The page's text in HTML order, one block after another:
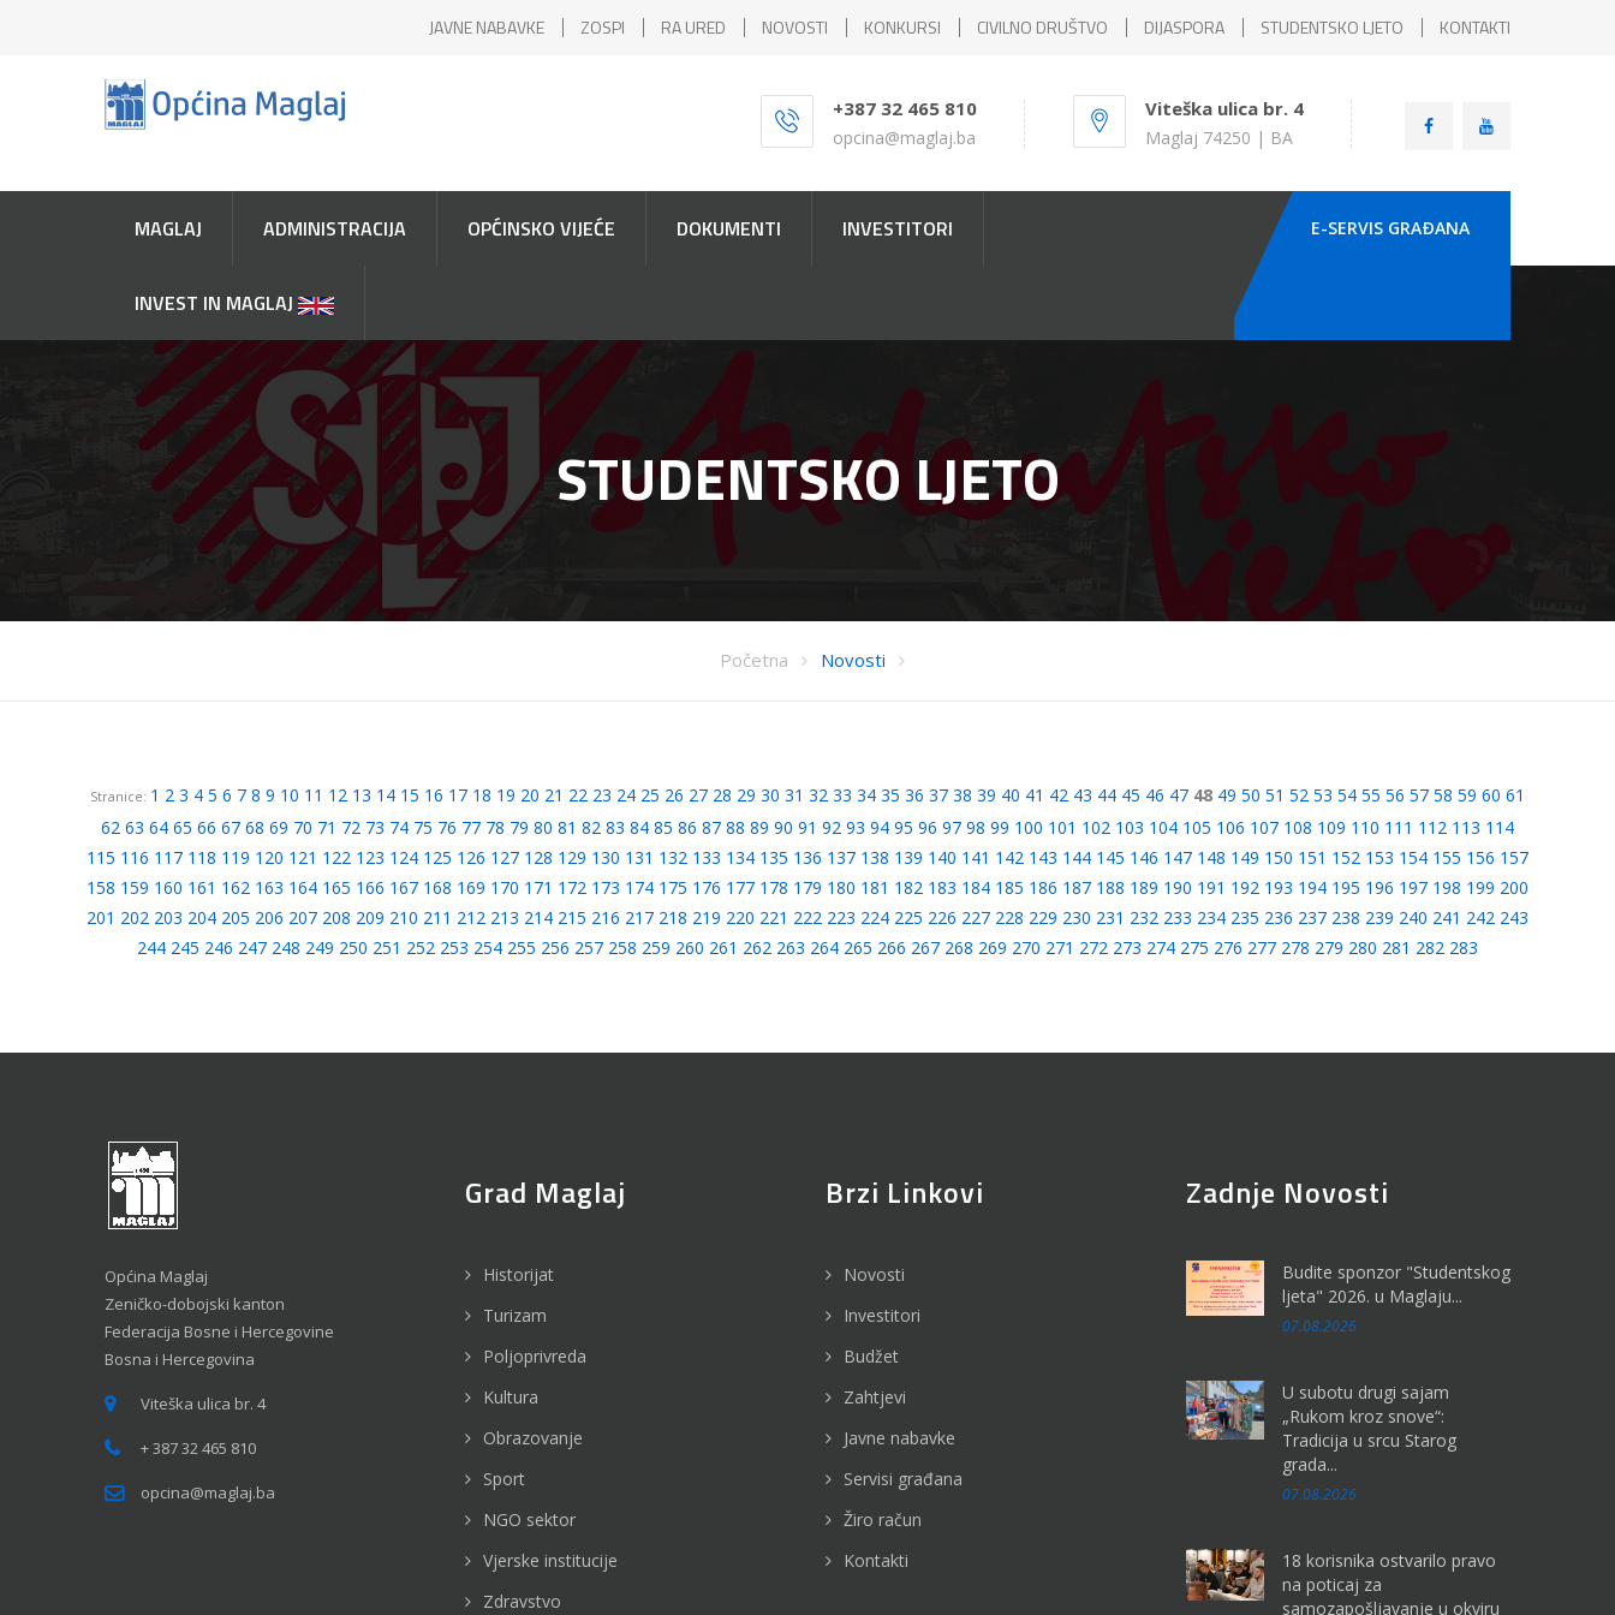
JAVNE NABAVKE ZOSPI RA URED NOVOSTI KONKURSI CIVILNO DRUŠTVO DIJASPORA STUDENTSKO LJETO KONTAKTI
+387 32 465 810
opcina@maglaj.ba
Viteška ulica br. 4
Maglaj 74250 | BA
MAGLAJ ADMINISTRACIJA OPĆINSKO VIJEĆE DOKUMENTI INVESTITORI
INVEST IN MAGLAJ
E-SERVIS GRAÐANA
STUDENTSKO LJETO
Početna Novosti
Stranice: 1 2 3 4 5 6 7 8 9 10 11 12 13 14 15 16 17 18 19 20 21 22 23 24 25 26 27 28 29 30 31 32 33 34 35 36 37 38 39 40 41 42 43 44 45 46 47 48 49 50 51 52 53 54 55 56 57 58 59 60 61
62 63 64 65 66 67 68 69 70 71 72 73 74 75 76 77 78 79 80 81 82 83 84 85 86 87 88 89 90 91 92 93 94 95 96 97 98 99 100 101 102 103 104 105 106 107 108 109 110 111 112 113 114
115 116 117 118 119 120 121 122 123 124 125 126 127 128 129 130 131 132 133 134 135 136 137 138 139 140 141 142 143 144 145 146 147 148 149 150 151 152 153 154 155 156 157
158 159 160 161 162 163 164 165 166 167 168 169 170 171 172 173 174 175 176 177 178 179 180 181 182 183 184 185 186 187 188 189 190 191 192 193 194 195 196 197 198 199 200
201 202 203 204 205 206 207 208 209 210 211 212 213 214 215 216 217 218 219 220 221 222 223 224 225 226 227 228 229 230 231 232 233 234 235 236 237 238 239 240 241 242 243
244 245 246 247 248 249 250 251 252 253 254 255 256 257 258 259 260 261 262 263 264 265 266 267 268 269 270 271 272 273 274 275 276 277 278 279 280 281 282 283
Općina Maglaj
Zeničko-dobojski kanton
Federacija Bosne i Hercegovine
Bosna i Hercegovina
Viteška ulica br. 4
+ 387 32 465 810
opcina@maglaj.ba
Grad Maglaj
Historijat
Turizam
Poljoprivreda
Kultura
Obrazovanje
Sport
NGO sektor
Vjerske institucije
Zdravstvo
Brzi Linkovi
Novosti
Investitori
Budžet
Zahtjevi
Javne nabavke
Servisi građana
Žiro račun
Kontakti
Zadnje Novosti
Budite sponzor "Studentskog
ljeta" 2026. u Maglaju...
07.08.2026
U subotu drugi sajam
„Rukom kroz snove“:
Tradicija u srcu Starog
grada...
07.08.2026
18 korisnika ostvarilo pravo
na poticaj za
samozapošljavanje u okviru